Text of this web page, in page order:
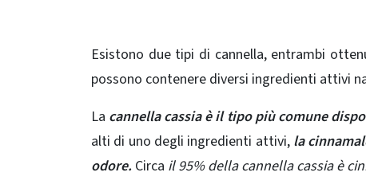
Esistono due tipi di cannella, entrambi
possono contenere diversi ingredienti attivi
La cannella cassia è il tipo più comune
alti di uno degli ingredienti attivi,la
odore. Circa il95% della cannella cassia è